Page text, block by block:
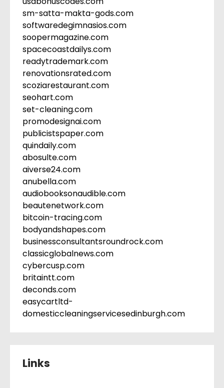
sm-satta-makta-gods.com
softwaredegimnasios.com
soopermagazine.com
spacecoastdailys.com
readytrademark.com
renovationsrated.com
scoziarestaurant.com
seohart.com
set-cleaning.com
promodesignai.com
publicistspaper.com
quindaily.com
abosulte.com
aiverse24.com
anubella.com
audiobooksonaudible.com
beautenetwork.com
bitcoin-tracing.com
bodyandshapes.com
businessconsultantsroundrock.com
classicglobalnews.com
cybercusp.com
britaintt.com
deconds.com
easycartltd-
domesticcleaningservicesedinburgh.com
Links